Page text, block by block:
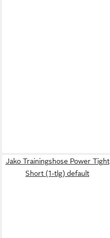
Jako Trainingshose Power Tight
Short (1-tlg) default